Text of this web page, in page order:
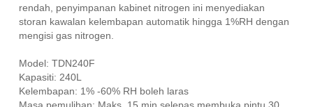
rendah, penyimpanan kabinet nitrogen ini menyediakan
storan kawalan kelembapan automatik hingga 1%RH dengan
mengisi gas nitrogen.
Model: TDN240F
Kapasiti: 240L
Kelembapan: 1% -60% RH boleh laras